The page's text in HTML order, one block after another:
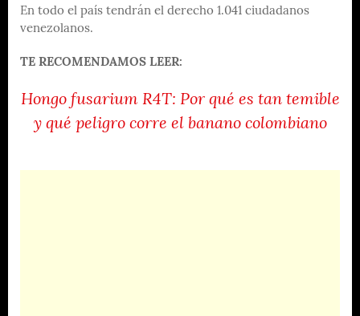
En todo el país tendrán el derecho 1.041 ciudadanos
venezolanos.
TE RECOMENDAMOS LEER:
Hongo fusarium R4T: Por qué es tan temible
y qué peligro corre el banano colombiano